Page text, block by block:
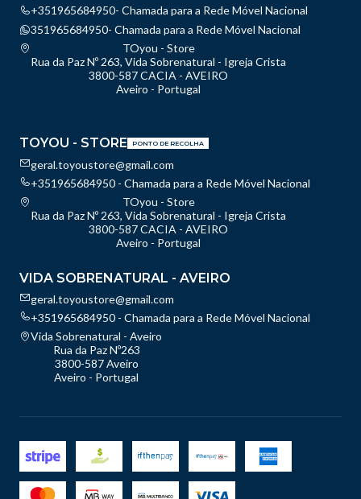
+351965684950- Chamada para a Rede Móvel Nacional
351965684950- Chamada para a Rede Móvel Nacional
TOyou - Store
Rua da Paz Nº 263, Vida Sobrenatural - Igreja Crista
3800-587 CACIA - AVEIRO
Aveiro - Portugal
TOYOU - STORE PONTO DE RECOLHA
geral.toyoustore@gmail.com
+351965684950 - Chamada para a Rede Móvel Nacional
TOyou - Store
Rua da Paz Nº 263, Vida Sobrenatural - Igreja Crista
3800-587 CACIA - AVEIRO
Aveiro - Portugal
VIDA SOBRENATURAL - AVEIRO
geral.toyoustore@gmail.com
+351965684950 - Chamada para a Rede Móvel Nacional
Vida Sobrenatural - Aveiro
Rua da Paz Nº263
3800-587 Aveiro
Aveiro - Portugal